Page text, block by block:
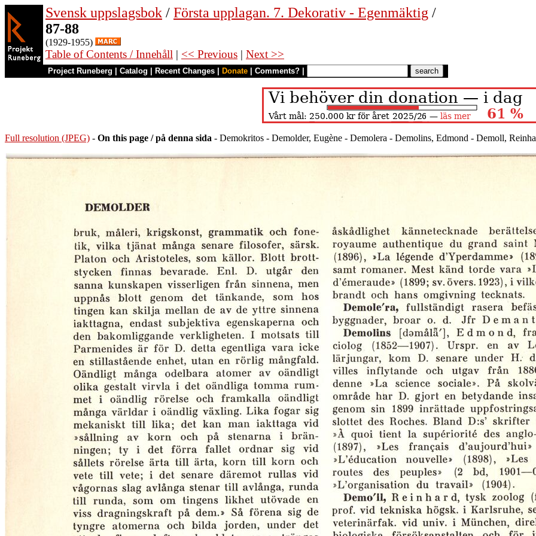
Svensk uppslagsbok / Första upplagan. 7. Dekorativ - Egenmäktig /
87-88
(1929-1955)
Table of Contents / Innehåll | << Previous | Next >>
Project Runeberg Catalog Recent Changes Donate Comments?
Full resolution (JPEG) - On this page / på denna sida - Demokritos - Demolder, Eugène - Demolera - Demolins, Edmond - Demoll,